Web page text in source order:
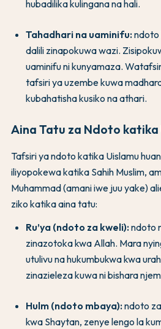
hubadilika kulingana na hali.
Tahadhari na uaminifu:ndoto
dalili zinapokuwa wazi.
uaminifu ni kunyamaza.
tafsiri ya uzembe kuwa
kubahatisha kusiko na athari.
Aina Tatu za Ndoto katika
Tafsiri ya ndoto katika Uislamu
iliyopokewa katika Sahih Muslim,
Muhammad (amani iwe juu yake)
ziko katika aina tatu:
Ru’ya (ndoto za kweli):ndoto
zinazotoka kwa Allah. Mara
utulivu na hukumbukwa kwa
zinazieleza kuwa ni bishara
Hulm (ndoto mbaya):ndoto
kwa Shaytan, zenye lengo la